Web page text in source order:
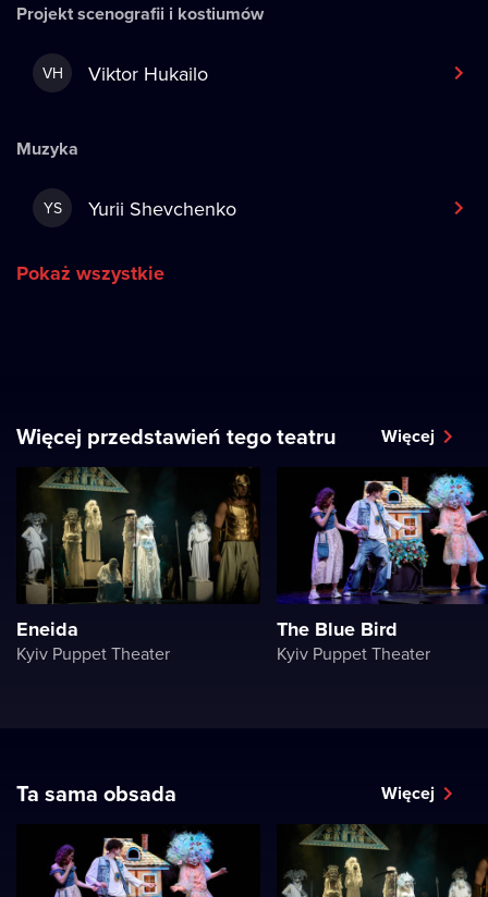
Projekt scenografii i kostiumów
VH Viktor Hukailo
Muzyka
YS Yurii Shevchenko
Pokaż wszystkie
Więcej przedstawień tego teatru Więcej
Eneida
Kyiv Puppet Theater
The Blue Bird
Kyiv Puppet Theater
Ta sama obsada Więcej